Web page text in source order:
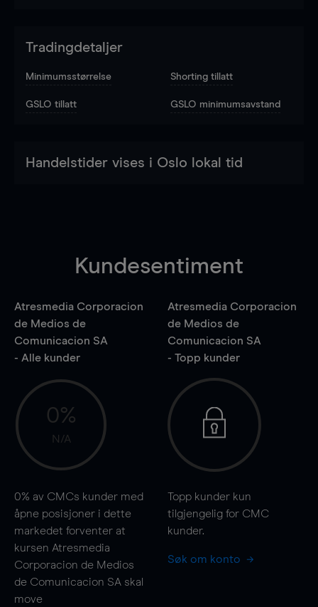
Tradingdetaljer
Minimumsstørrelse Shorting tillatt
GSLO tillatt GSLO minimumsavstand
Handelstider vises i Oslo lokal tid
Kundesentiment
Atresmedia Corporacion
de Medios de
Comunicacion SA
- Alle kunder
0%
N/A
0% av CMCs kunder med
åpne posisjoner i dette
markedet forventer at
kursen Atresmedia
Corporacion de Medios
de Comunicacion SA skal
move
Atresmedia Corporacion
de Medios de
Comunicacion SA
- Topp kunder
Topp kunder kun
tilgjengelig for CMC
kunder.
Søk om konto